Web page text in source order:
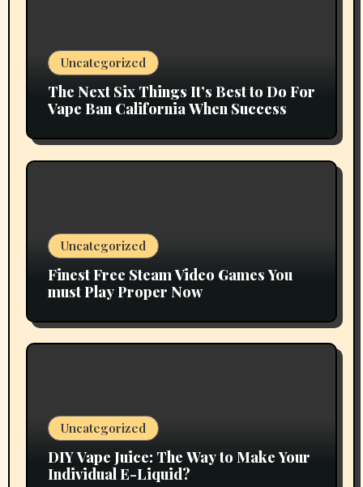
Uncategorized
The Next Six Things It’s Best to Do For
Vape Ban California When Success
Uncategorized
Finest Free Steam Video Games You
must Play Proper Now
Uncategorized
DIY Vape Juice: The Way to Make Your
Individual E-Liquid?